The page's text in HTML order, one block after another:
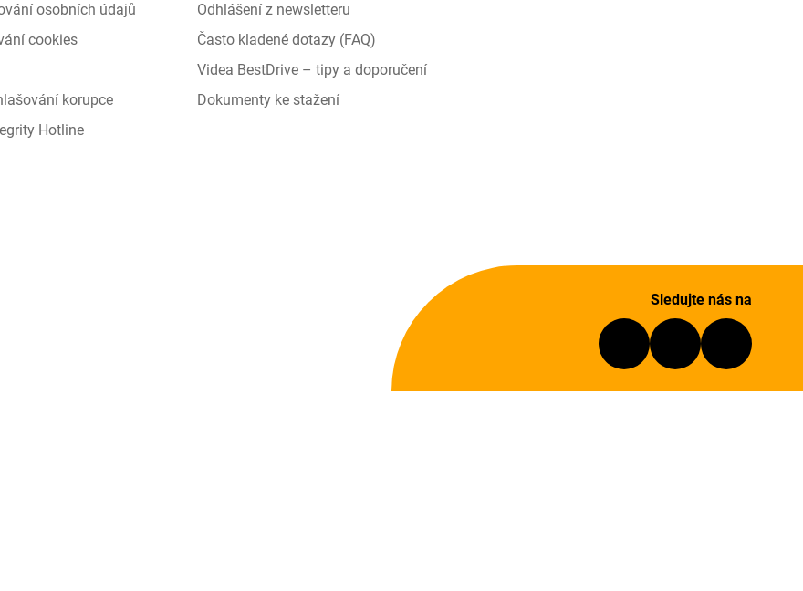
osobních údajů
cookies
korupce
Hotline
Odhlášení z newsletteru
Často kladené dotazy (FAQ)
Videa BestDrive – tipy a doporučení
Dokumenty ke stažení
Sledujte nás na